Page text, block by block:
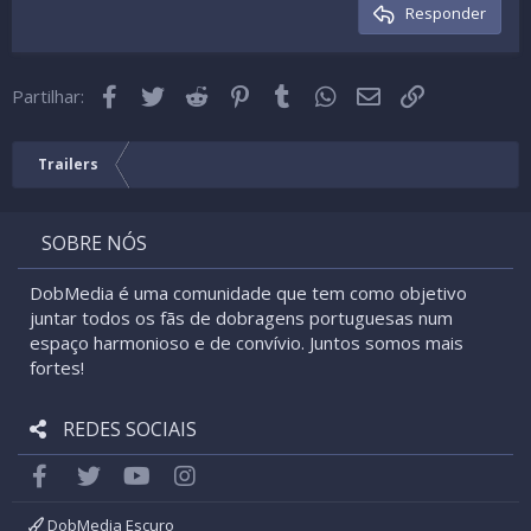
26
Trebuchet MS
Cabeçalho 3Responder
Partilhar: Facebook
Twitter Reddit Pinterest
Tumblr WhatsApp
Email
Trailers
SOBRE NÓS
DobMedia é uma comunidade que tem como objetivo
juntar todos os fãs de dobragens portuguesas num
espaço harmonioso e de convívio. Juntos somos mais
fortes!
REDES SOCIAIS
FacebookTwitter youtube
DobMedia Escuro